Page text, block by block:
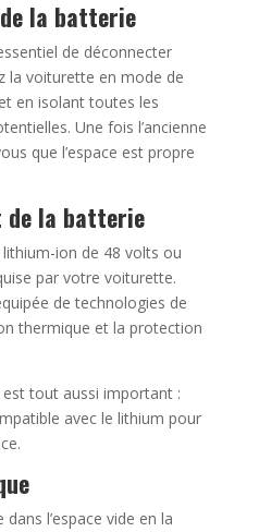
la batterie
de déconnecter
la voiturette en mode de
en isolant toutes les
Une fois l’ancienne
que l’espace est propre
de la batterie
ion de 48 volts ou
par votre voiturette.
de technologies de
thermique et la protection
tout aussi important :
avec le lithium pour
l’espace vide en la